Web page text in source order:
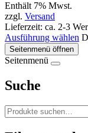
Enthält 7% Mwst.
zzgl. Versand
Lieferzeit: ca. 2-3
Ausführung wählen
Seitenmenü öffnen
Seitenmenü
Suche